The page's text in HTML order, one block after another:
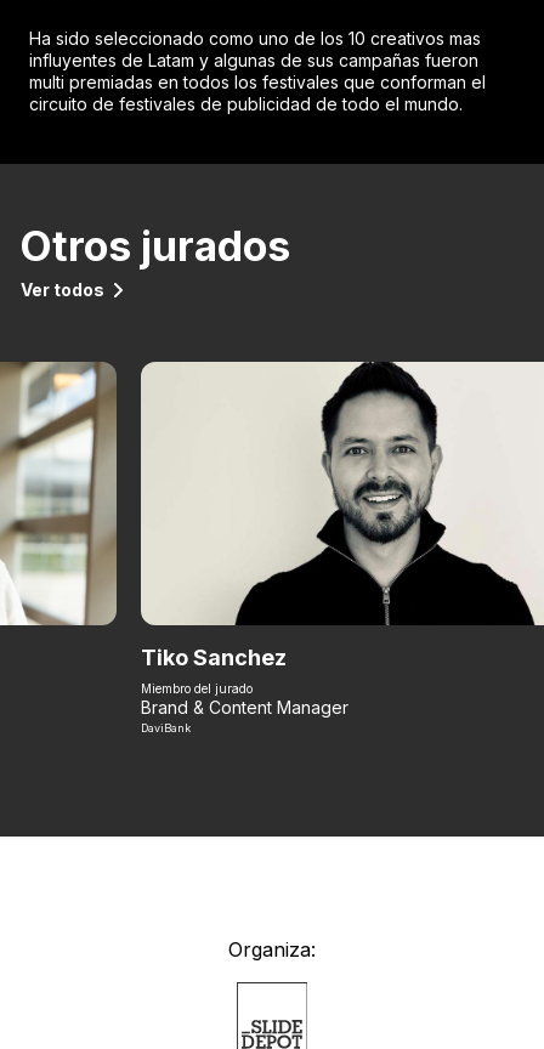
Ha sido seleccionado como uno de los 10 creativos mas
influyentes de Latam y algunas de sus campañas fueron
multi premiadas en todos los festivales que conforman el
circuito de festivales de publicidad de todo el mundo.
Otros jurados
Ver todos
Tiko Sanchez
Miembro del jurado
Brand & Content Manager
DaviBank
Organiza: